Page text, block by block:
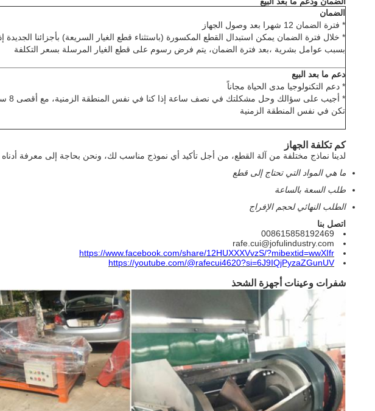
الضمان
* فترة الضمان 12 شهرا بعد وصول الجهاز
* خلال فترة الضمان يمكن استبدال القطع المكسورة (باستثناء قطع الغيار السريعة) بأجزائنا الجديدة
بسبب عوامل بشرية ،بعد فترة الضمان، يتم فرض رسوم على قطع الغيار المرسلة بسعر التكلفة
دعم ما بعد البيع
* دعم التكنولوجيا مدى الحياة مجاناً
* أجيب على
تكن في نفس المنطقة الزمنية
كم تكلفة الجهاز
لدينا نماذج مختلفة من آلة القطع، من أجل تأكيد أي نموذج مناسب لك، ونحن بحاجة إلى معرفة أدناه
ما هي المواد التي تحتاج إلى قطع
طلب السعة بالساعة
الطلب النهائي لحجم الإفراج
اتصل بنا
008615858192469
rafe.cui@jofulindustry.com
https://www.facebook.com/share/12HUXXXVvzS/?mibextid=wwXIfr
https://youtube.com/@rafecui4620?si=6J9IQjPyzaZGunUV
شفرات وعينات أجهزة الشحذ